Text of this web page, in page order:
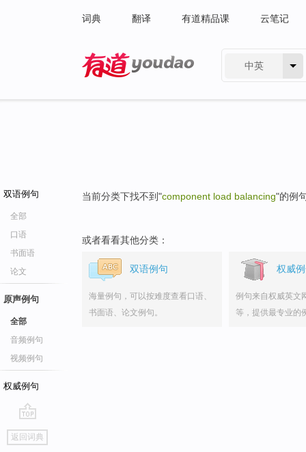
词典 翻译 有道精品课 云笔记
中英
双语例句
全部
口语
书面语
论文
原声例句
全部
音频例句
视频例句
权威例句
go
top
返回词典
当前分类下找不到"component load balancing"的例
或者看看其他分类：
双语例句
海量例句，可以按难度查看口语、
书面语、论文例句。
权威
例句来自权威英文
等，提供最专业的